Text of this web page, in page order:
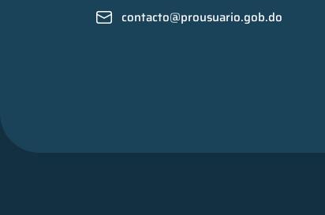
contacto@prousuario.gob.do